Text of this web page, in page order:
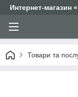
Интернет-магазин
Товари та